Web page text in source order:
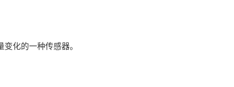
化的一种传感器。